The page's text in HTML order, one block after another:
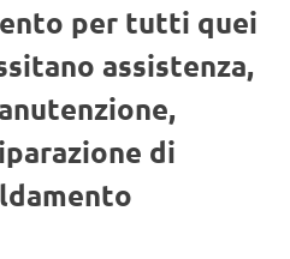
per tutti quei
assistenza,
di